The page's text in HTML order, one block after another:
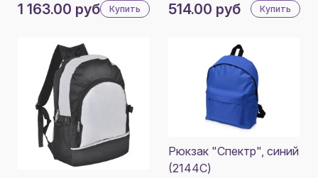
1 163.00 руб Купить 514.00 руб Купить
Рюкзак "Спектр", синий
(2144C)